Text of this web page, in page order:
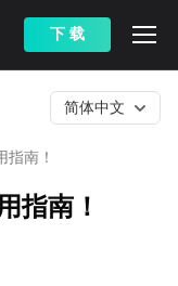
下 载
南！
简体中文
指南！